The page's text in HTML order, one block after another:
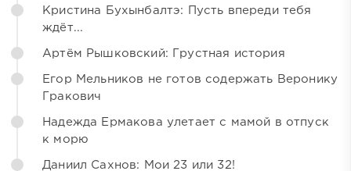
Кристина Бухынбалтэ: Пусть впереди тебя
ждёт...
Артём Рышковский: Грустная история
Егор Мельников не готов содержать Веронику
Гракович
Надежда Ермакова улетает с мамой в отпуск
к морю
Даниил Сахнов: Мои 23 или 32!